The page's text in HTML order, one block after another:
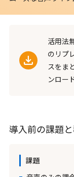
活用法
のリプ
スをま
ンロー
導入前の課題
課題